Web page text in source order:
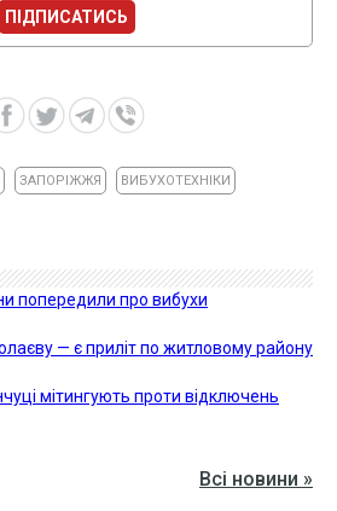
ПІДПИСАТИСЬ
ЗАПОРІЖЖЯ ВИБУХОТЕХНІКИ
попередили про вибухи
— є приліт по житловому району
мітингують проти відключень
Всі новини »